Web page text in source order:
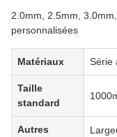
2.0mm, 2.5mm,
personnalisées
Matériaux Série
Taille
standard
Autres